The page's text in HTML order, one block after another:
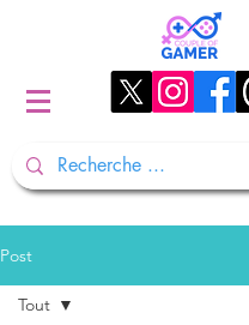
Post
Tout